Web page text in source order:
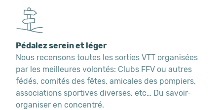
Pédalez serein et léger
Nous recensons toutes les sorties VTT organisées
par les meilleures volontés: Clubs FFV ou autres
fédés, comités des fêtes, amicales des pompiers,
associations sportives diverses, etc… Du savoir-
organiser en concentré.